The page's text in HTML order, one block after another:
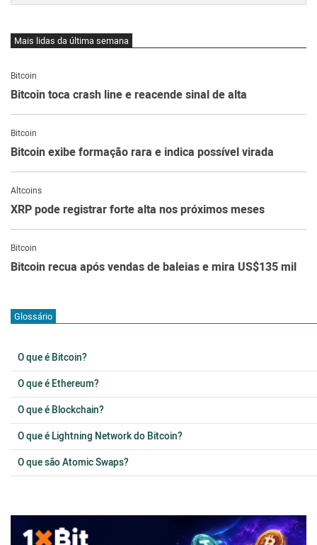
Mais lidas da última semana
Bitcoin
Bitcoin toca crash line e reacende sinal de alta
Bitcoin
Bitcoin exibe formação rara e indica possível virada
Altcoins
XRP pode registrar forte alta nos próximos meses
Bitcoin
Bitcoin recua após vendas de baleias e mira US$135 mil
Glossário
O que é Bitcoin?
O que é Ethereum?
O que é Blockchain?
O que é Lightning Network do Bitcoin?
O que são Atomic Swaps?